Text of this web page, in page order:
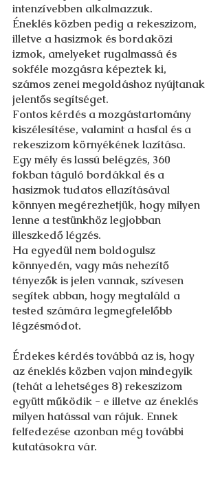
intenzívebben alkalmazzuk.
Éneklés közben pedig a rekeszizom,
illetve a hasizmok és bordaközi
izmok, amelyeket rugalmassá és
sokféle mozgásra képeztek ki,
számos zenei megoldáshoz nyújtanak
jelentős segítséget.
Fontos kérdés a mozgástartomány
kiszélesítése, valamint a hasfal és a
rekeszizom környékének lazítása.
Egy mély és lassú belégzés, 360
fokban táguló bordákkal és a
hasizmok tudatos ellazításával
könnyen megérezhetjük, hogy milyen
lenne a testünkhöz legjobban
illeszkedő légzés.
Ha egyedül nem boldogulsz
könnyedén, vagy más nehezítő
tényezők is jelen vannak, szívesen
segítek abban, hogy megtaláld a
tested számára legmegfelelőbb
légzésmódot.
Érdekes kérdés továbbá az is, hogy
az éneklés közben vajon mindegyik
(tehát a lehetséges 8) rekeszizom
együtt működik - e illetve az éneklés
milyen hatással van rájuk. Ennek
felfedezése azonban még további
kutatásokra vár.